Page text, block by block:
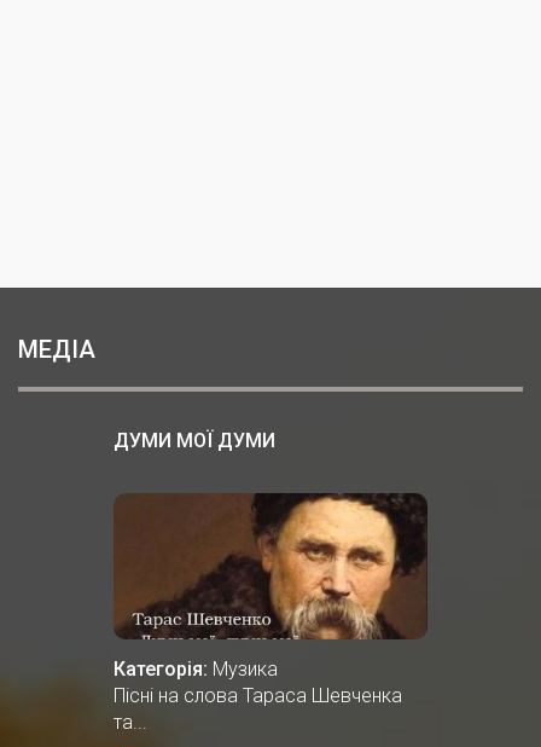
МЕДІА
ДУМИ МОЇ ДУМИ
Категорія: Музика
Пісні на слова Тараса Шевченка
та...